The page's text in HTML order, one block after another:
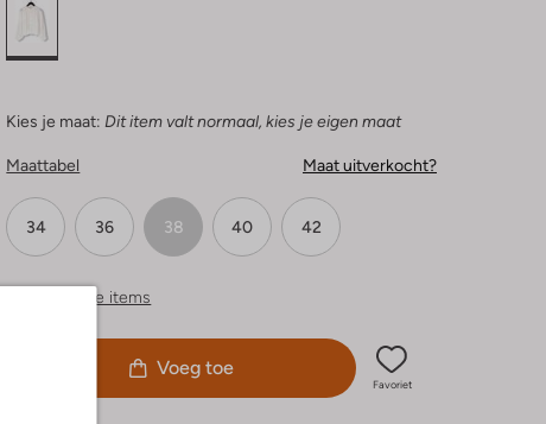
Kies je maat: Dit item valt normaal, kies je eigen maat
Maattabel Maat uitverkocht?
34 36 38 40 42
Vergelijkbare items
Voeg toe
Favoriet